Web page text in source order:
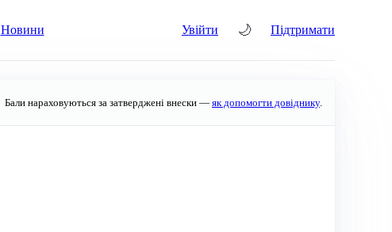
Новини Увійти 🌙 Підтримати
Бали нараховуються за затверджені внески — як допомогти довіднику.